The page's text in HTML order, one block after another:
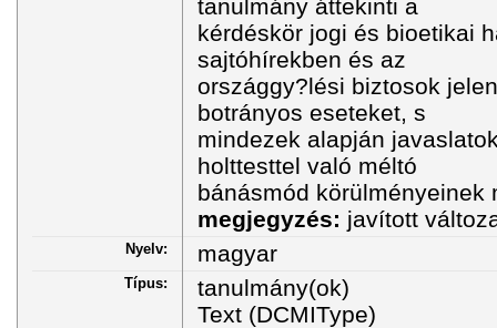
tanulmány áttekinti a
kérdéskör jogi és bioetikai
sajtóhírekben és az
országgy?lési biztosok
botrányos eseteket, s
mindezek alapján
holttesttel való méltó
bánásmód körülményeinek
megjegyzés: javított
Nyelv: magyar
Típus:
tanulmány(ok)
Text (DCMIType)